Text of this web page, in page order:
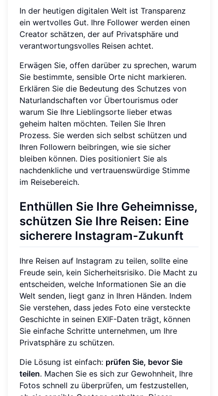
In der heutigen digitalen Welt ist Transparenz
ein wertvolles Gut. Ihre Follower werden einen
Creator schätzen, der auf Privatsphäre und
verantwortungsvolles Reisen achtet.
Erwägen Sie, offen darüber zu sprechen, warum
Sie bestimmte, sensible Orte nicht markieren.
Erklären Sie die Bedeutung des Schutzes von
Naturlandschaften vor Übertourismus oder
warum Sie Ihre Lieblingsorte lieber etwas
geheim halten möchten. Teilen Sie Ihren
Prozess. Sie werden sich selbst schützen und
Ihren Followern beibringen, wie sie sicher
bleiben können. Dies positioniert Sie als
nachdenkliche und vertrauenswürdige Stimme
im Reisebereich.
Enthüllen Sie Ihre Geheimnisse,
schützen Sie Ihre Reisen: Eine
sicherere Instagram-Zukunft
Ihre Reisen auf Instagram zu teilen, sollte eine
Freude sein, kein Sicherheitsrisiko. Die Macht zu
entscheiden, welche Informationen Sie an die
Welt senden, liegt ganz in Ihren Händen. Indem
Sie verstehen, dass jedes Foto eine versteckte
Geschichte in seinen EXIF-Daten trägt, können
Sie einfache Schritte unternehmen, um Ihre
Privatsphäre zu schützen.
Die Lösung ist einfach: prüfen Sie, bevor Sie
teilen. Machen Sie es sich zur Gewohnheit, Ihre
Fotos schnell zu überprüfen, um festzustellen,